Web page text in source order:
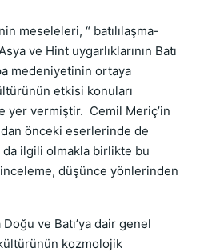
meseleleri, “ batılılaşma-
ve Hint uygarlıklarının Batı
medeniyetinin ortaya
etkisi konuları
yer vermiştir. Cemil Meriç’in
önceki eserlerinde de
ilgili olmakla birlikte bu
düşünce yönlerinden
ve Batı’ya dair genel
kozmolojik